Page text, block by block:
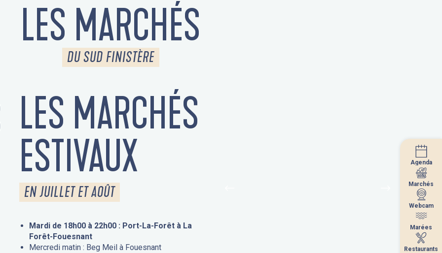
Agenda
Marchés
Webcam
Marées
Restaurants
LES MARCHÉS
DU SUD FINISTÈRE
LES MARCHÉS
ESTIVAUX
EN JUILLET ET AOÛT
Mardi de 18h00 à 22h00 : Port-La-Forêt à La
Forêt-Fouesnant
Mercredi matin : Beg Meil à Fouesnant